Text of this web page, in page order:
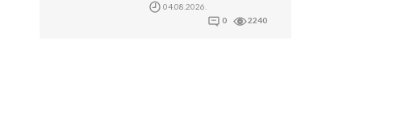
04.08.2026.
0
2240